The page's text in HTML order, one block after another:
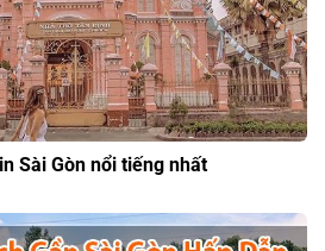
Sài Gòn nổi tiếng nhất